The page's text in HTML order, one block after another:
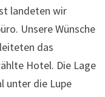
landeten wir
Unsere Wünsche
das
Hotel. Die Lage
unter die Lupe